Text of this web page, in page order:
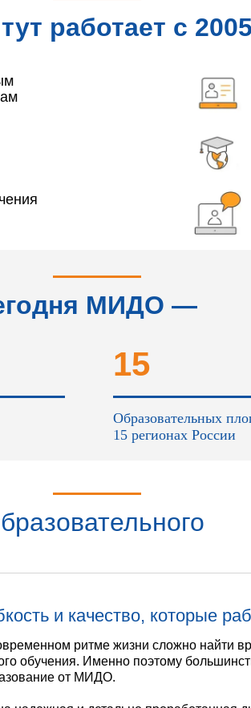
работает с 2005
МИДО —
15
Образовательных
15 регионах России
и качество, которые
ритме жизни сложно найти
обучения. Именно поэтому
от МИДО.